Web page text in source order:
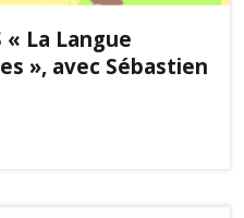
« La Langue
», avec Sébastien